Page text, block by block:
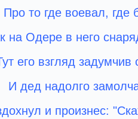
Про то где воевал, где
на Одере в него
его взгляд задумчив
И дед надолго
и произнес: